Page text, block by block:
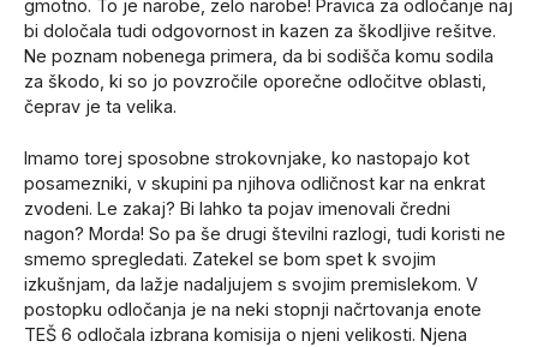
gmotno. To je narobe, zelo narobe! Pravica za odločanje naj
bi določala tudi odgovornost in kazen za škodljive rešitve.
Ne poznam nobenega primera, da bi sodišča komu sodila
za škodo, ki so jo povzročile oporečne odločitve oblasti,
čeprav je ta velika.
Imamo torej sposobne strokovnjake, ko nastopajo kot
posamezniki, v skupini pa njihova odličnost kar na enkrat
zvodeni. Le zakaj? Bi lahko ta pojav imenovali čredni
nagon? Morda! So pa še drugi številni razlogi, tudi koristi ne
smemo spregledati. Zatekel se bom spet k svojim
izkušnjam, da lažje nadaljujem s svojim premislekom. V
postopku odločanja je na neki stopnji načrtovanja enote
TEŠ 6 odločala izbrana komisija o njeni velikosti. Njena